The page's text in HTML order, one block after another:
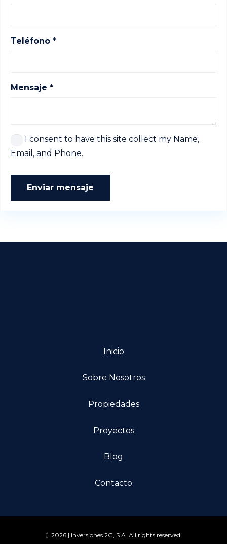
Teléfono *
Mensaje *
I consent to have this site collect my Name,
Email, and Phone.
Enviar mensaje
Inicio
Sobre Nosotros
Propiedades
Proyectos
Blog
Contacto
2026 | Inversiones 2G, S.A. All rights reserved.